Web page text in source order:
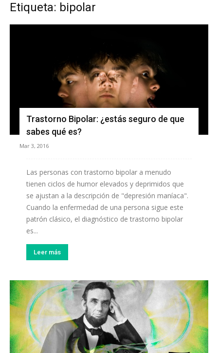
Etiqueta: bipolar
Trastorno Bipolar: ¿estás seguro de que
sabes qué es?
Mar 3, 2016
Las personas con trastorno bipolar a menudo
tienen ciclos de humor elevados y deprimidos que
se ajustan a la descripción de "depresión maníaca".
Cuando la enfermedad de una persona sigue este
patrón clásico, el diagnóstico de trastorno bipolar
es...
Leer más